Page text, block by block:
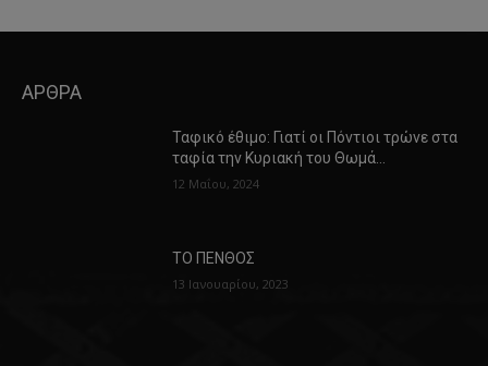
ΑΡΘΡΑ
Ταφικό έθιμο: Γιατί οι Πόντιοι τρώνε στα
ταφία την Κυριακή του Θωμά…
12 Μαΐου, 2024
ΤΟ ΠΕΝΘΟΣ
13 Ιανουαρίου, 2023